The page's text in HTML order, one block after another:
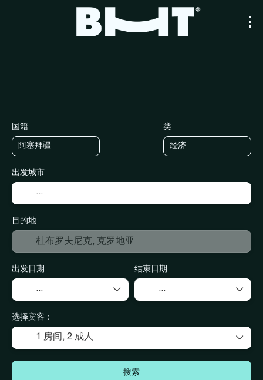
国籍 类
出发城市
目的地
出发日期 结束日期
选择宾客：
1 房间, 2 成人
搜索